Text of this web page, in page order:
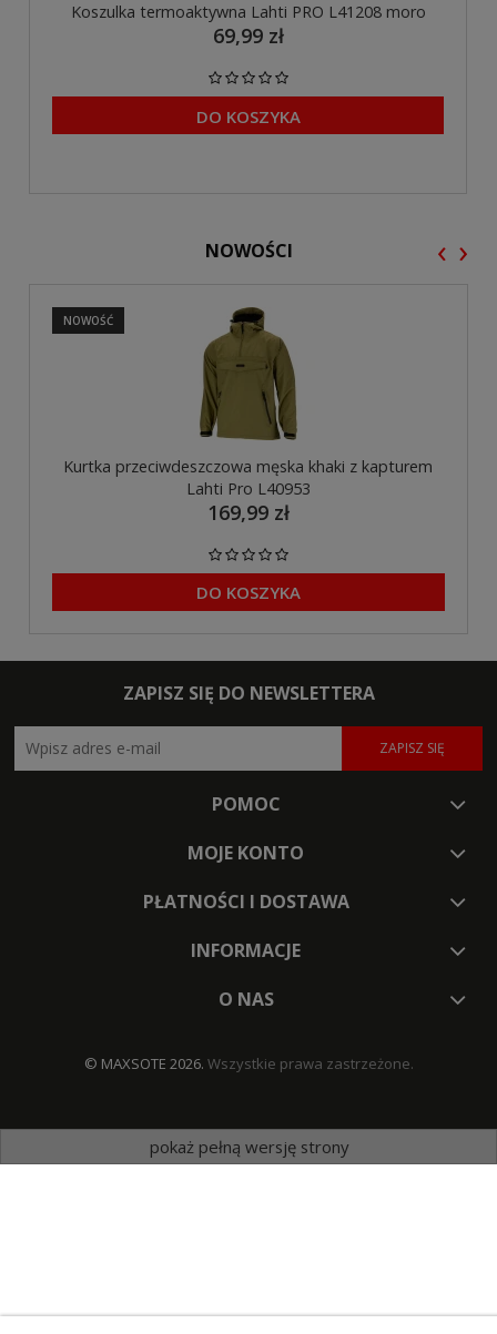
Koszulka termoaktywna Lahti PRO L41208 moro
69,99 zł
DO KOSZYKA
NOWOŚCI
Kurtka przeciwdeszczowa męska khaki z kapturem
Lahti Pro L40953
169,99 zł
DO KOSZYKA
NOWOŚĆ
‹ ›
ZAPISZ SIĘ DO NEWSLETTERA
ZAPISZ SIĘ
POMOC
MOJE KONTO
PŁATNOŚCI I DOSTAWA
INFORMACJE
O NAS
© MAXSOTE 2026. Wszystkie prawa zastrzeżone.
pokaż pełną wersję strony